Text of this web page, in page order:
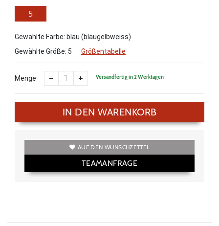
5
Gewählte Farbe: blau (blaugelbweiss)
Gewählte Größe: 5 Größentabelle
Menge Versandfertig in 2 Werktagen
IN DEN WARENKORB
AUF DEN WUNSCHZETTEL
TEAMANFRAGE